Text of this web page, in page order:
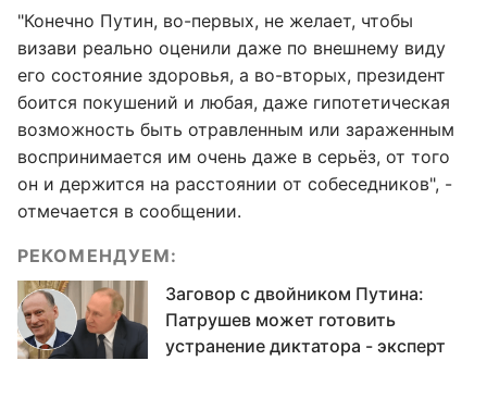
"Конечно Путин, во-первых, не желает, чтобы
визави реально оценили даже по внешнему виду
его состояние здоровья, а во-вторых, президент
боится покушений и любая, даже гипотетическая
возможность быть отравленным или зараженным
воспринимается им очень даже в серьёз, от того
он и держится на расстоянии от собеседников", -
отмечается в сообщении.
РЕКОМЕНДУЕМ:
Заговор с двойником Путина:
Патрушев может готовить
устранение диктатора - эксперт